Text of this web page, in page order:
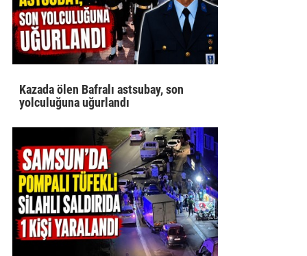
Kazada ölen Bafralı astsubay, son
yolculuğuna uğurlandı